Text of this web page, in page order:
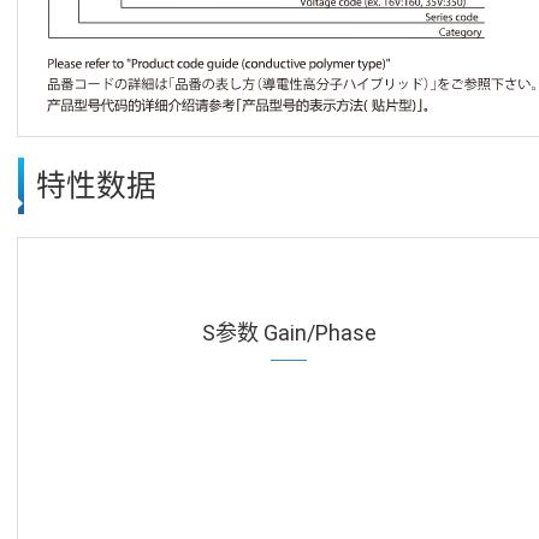
特性数据
S参数 Gain/Phase